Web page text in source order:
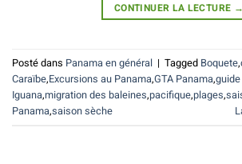
CONTINUER LA LECTURE →
Posté dans Panama en général | Tagged Boquete,
Caraïbe,Excursions au Panama,GTA Panama,
Iguana,migration des baleines,pacifique,plages,
Panama,saison sèche